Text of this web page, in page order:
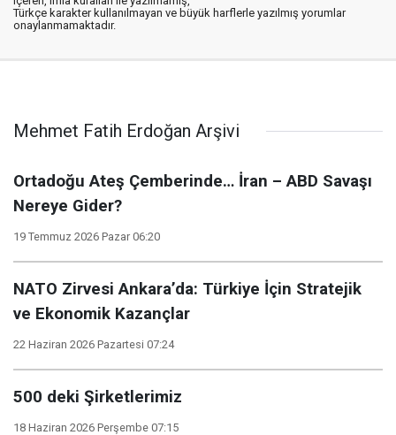
Türkçe karakter kullanılmayan ve büyük harflerle yazılmış yorumlar
onaylanmamaktadır.
Mehmet Fatih Erdoğan Arşivi
Ortadoğu Ateş Çemberinde… İran – ABD Savaşı
Nereye Gider?
19 Temmuz 2026 Pazar 06:20
NATO Zirvesi Ankara’da: Türkiye İçin Stratejik
ve Ekonomik Kazançlar
22 Haziran 2026 Pazartesi 07:24
500 deki Şirketlerimiz
18 Haziran 2026 Perşembe 07:15